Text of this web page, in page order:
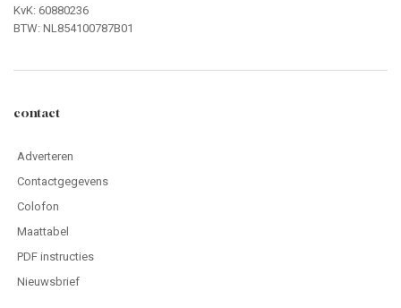
KvK: 60880236
BTW: NL854100787B01
contact
Adverteren
Contactgegevens
Colofon
Maattabel
PDF instructies
Nieuwsbrief